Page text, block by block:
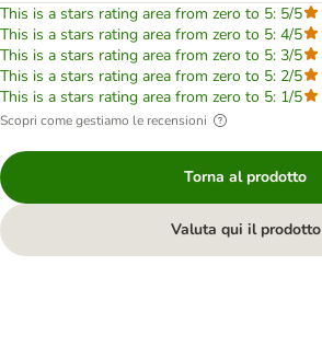
This is a stars rating area from zero to 5: 5/5
This is a stars rating area from zero to 5: 4/5
This is a stars rating area from zero to 5: 3/5
This is a stars rating area from zero to 5: 2/5
This is a stars rating area from zero to 5: 1/5
Scopri come gestiamo le recensioni
Torna al prodotto
Valuta qui il prodotto